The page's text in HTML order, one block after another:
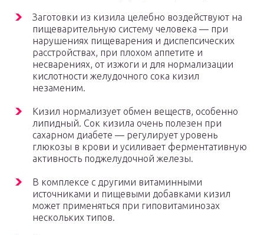
Заготовки из кизила целебно воздействуют на
пищеварительную систему человека — при
нарушениях пищеварения и диспепсических
расстройствах, при плохом аппетите и
несварениях, от изжоги и для нормализации
кислотности желудочного сока кизил
незаменим.
Кизил нормализует обмен веществ, особенно
липидный. Сок кизила очень полезен при
сахарном диабете — регулирует уровень
глюкозы в крови и усиливает ферментативную
активность поджелудочной железы.
В комплексе с другими витаминными
источниками и пищевыми добавками кизил
может применяться при гиповитаминозах
нескольких типов.